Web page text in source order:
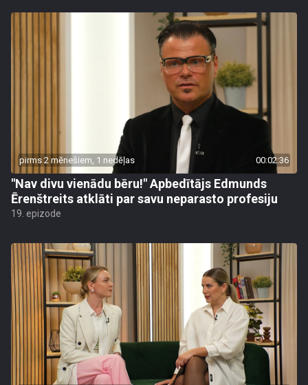
pirms 2 mēnešiem, 1 nedēļas 00:02:36
"Nav divu vienādu bēru!" Apbedītājs Edmunds
Ērenštreits atklāti par savu neparasto profesiju
19. epizode